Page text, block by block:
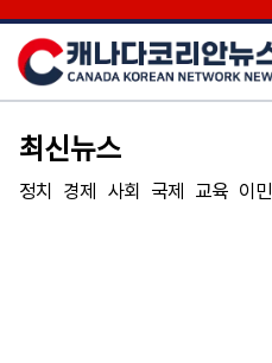
최신뉴스
정치 경제 사회 국제 교육 이민